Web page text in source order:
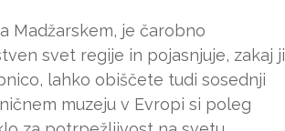
Madžarskem, je čarobno
svet regije in pojasnjuje, zakaj ji
lahko obiščete tudi sosednji
muzeju v Evropi si poleg